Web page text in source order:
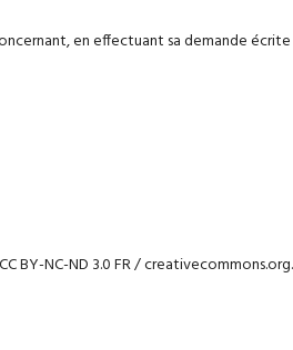
en effectuant sa demande
BY-NC-ND 3.0 FR / creativecommons.org.